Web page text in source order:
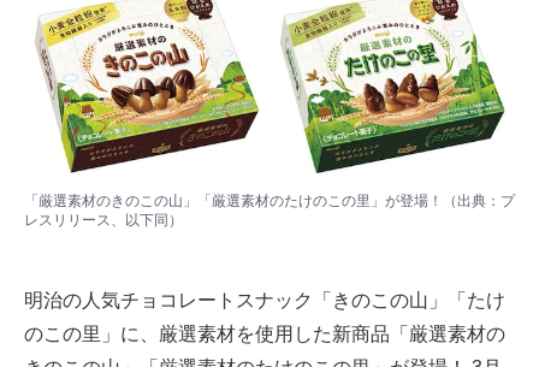
「厳選素材のきのこの山」「厳選素材のたけのこの里」が登場！（出典：プ
レスリリース、以下同）
明治の人気チョコレートスナック「きのこの山」「たけ
のこの里」に、厳選素材を使用した新商品「厳選素材の